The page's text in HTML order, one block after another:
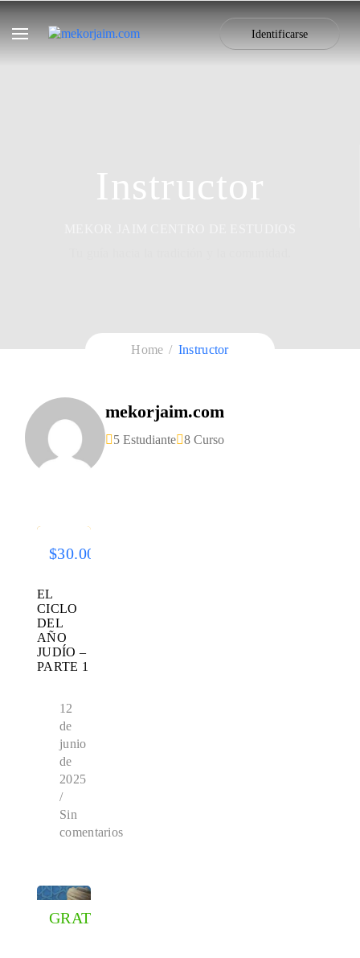
Identificarse
Instructor
Home Instructor
mekorjaim.com
5 Estudiante 8 Curso
SALE
$50.00
$30.00
EL
CICLO
DEL
AÑO
JUDÍO –
PARTE 1
12
de
junio
de
2025
/
Sin
comentarios
GRATIS